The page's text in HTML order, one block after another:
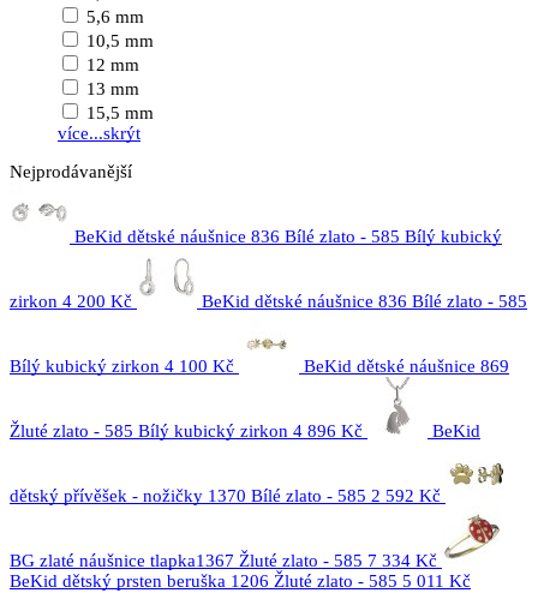
5,6 mm
10,5 mm
12 mm
13 mm
15,5 mm
více...skrýt
Nejprodávanější
BeKid dětské náušnice 836 Bílé zlato - 585 Bílý kubický
zirkon 4 200 Kč BeKid dětské náušnice 836 Bílé zlato - 585
Bílý kubický zirkon 4 100 Kč BeKid dětské náušnice 869
Žluté zlato - 585 Bílý kubický zirkon 4 896 Kč BeKid
dětský přívěšek - nožičky 1370 Bílé zlato - 585 2 592 Kč
BG zlaté náušnice tlapka1367 Žluté zlato - 585 7 334 Kč
BeKid dětský prsten beruška 1206 Žluté zlato - 585 5 011 Kč